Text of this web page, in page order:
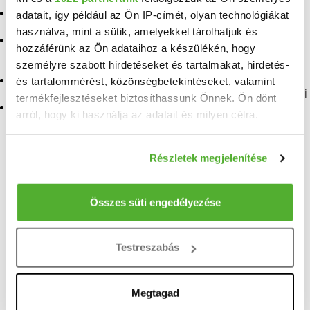
adatait, így például az Ön IP-címét, olyan technológiákat
használva, mint a sütik, amelyekkel tárolhatjuk és
hozzáférünk az Ön adataihoz a készülékén, hogy
személyre szabott hirdetéseket és tartalmakat, hirdetés-
és tartalommérést, közönségbetekintéseket, valamint
termékfejlesztéseket biztosíthassunk Önnek. Ön dönt
arról, hogy ki használja az adatait és milyen célra.
Információgyűjtés az Ön földrajzi elhelyezkedéséről
pár méteres pontossággal
Az Ön készülékén beazonosítása annak konkrét
módjairól és adja meg preferenciáit a
pontban. Bármikor módosíthatja vagy visszavonhatja a
Részletek megjelenítése
Összes süti engedélyezése
Testreszabás
Megtagad
Eladó ingatlan Pócsmegyer
Eladó ingatlan
Szentmártonkáta
Eladó ingatlan Kisoroszi
Eladó ingatlan Majosháza
Eladó ingatlan Nagykáta
Eladó ingatlan
Szigetmonostor
Eladó ingatlan Alsónémedi
Eladó ingatlan Albertirsa
3676815002
Duna House - Kecskemét, Dobó krt.